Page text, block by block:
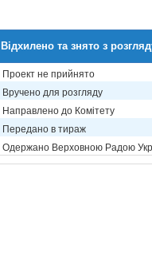
Відхилено та знято з
Проект не прийнято
Вручено для розгляду
Направлено до Комітету
Передано в тираж
Одержано Верховною Радою